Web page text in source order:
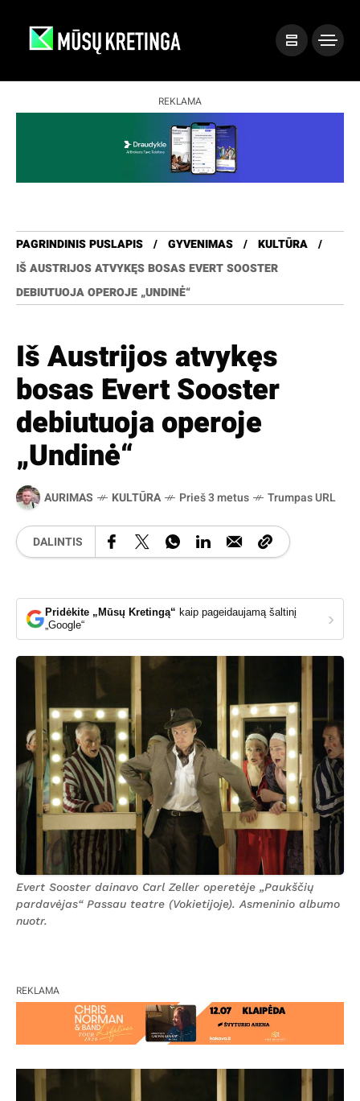
REKLAMA
PAGRINDINIS PUSLAPIS GYVENIMAS
KULTŪRA
IŠ AUSTRIJOS ATVYKĘS BOSAS EVERT SOOSTER
DEBIUTUOJA OPEROJE „UNDINĖ“
Iš Austrijos atvykęs
bosas Evert Sooster
debiutuoja operoje
„Undinė“
AURIMAS KULTŪRA Prieš 3 metus Trumpas URL
DALINTIS
Pridėkite „Mūsų Kretingą“ kaip pageidaujamą šaltinį
„Google“
›
Evert Sooster dainavo Carl Zeller operetėje „Paukščių
pardavėjas“ Passau teatre (Vokietijoje). Asmeninio albumo
nuotr.
REKLAMA